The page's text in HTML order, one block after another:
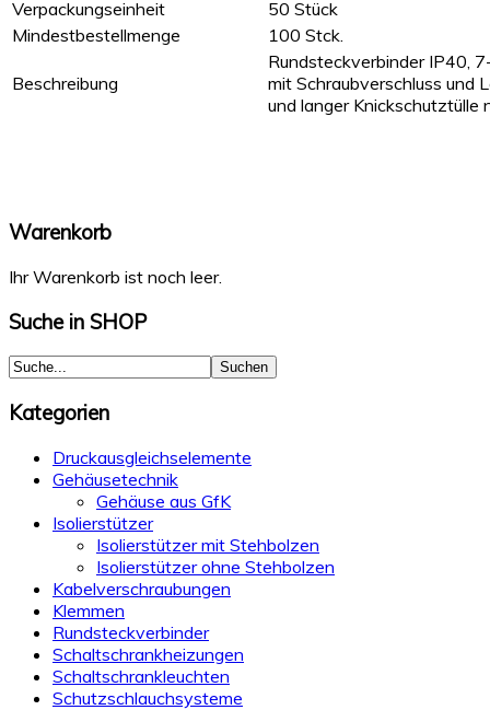
Verpackungseinheit
50 Stück
Mindestbestellmenge
100 Stck.
Beschreibung
Rundsteckverbinder IP40,
mit Schraubverschluss und
und langer
Warenkorb
Ihr Warenkorb ist noch leer.
Suchein SHOP
Kategorien
Druckausgleichselemente
Gehäusetechnik
Gehäuse aus GfK
Isolierstützer
Isolierstützer mit Stehbolzen
Isolierstützer ohne Stehbolzen
Kabelverschraubungen
Klemmen
Rundsteckverbinder
Schaltschrankheizungen
Schaltschrankleuchten
Schutzschlauchsysteme